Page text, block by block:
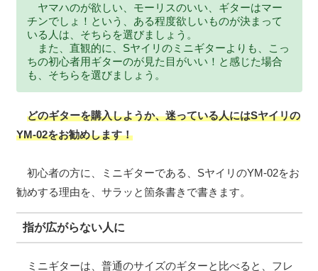
ヤマハのが欲しい、モーリスのいい、ギターはマー
チンでしょ！という、ある程度欲しいものが決まって
いる人は、そちらを選びましょう。
また、直観的に、Sヤイリのミニギターよりも、こっ
ちの初心者用ギターのが見た目がいい！と感じた場合
も、そちらを選びましょう。
どのギターを購入しようか、迷っている人にはSヤイリの
YM-02をお勧めします！
初心者の方に、ミニギターである、SヤイリのYM-02をお
勧めする理由を、サラッと箇条書きで書きます。
指が広がらない人に
ミニギターは、普通のサイズのギターと比べると、フレ